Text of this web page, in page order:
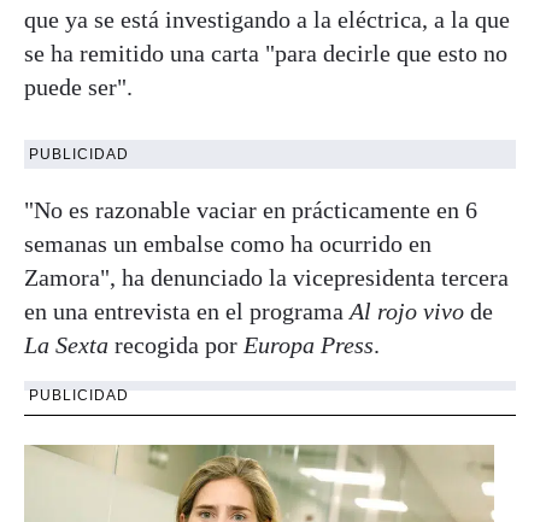
que ya se está investigando a la eléctrica, a la que
se ha remitido una carta "para decirle que esto no
puede ser".
PUBLICIDAD
"No es razonable vaciar en prácticamente en 6
semanas un embalse como ha ocurrido en
Zamora", ha denunciado la vicepresidenta tercera
en una entrevista en el programa Al rojo vivo de
La Sexta recogida por Europa Press.
PUBLICIDAD